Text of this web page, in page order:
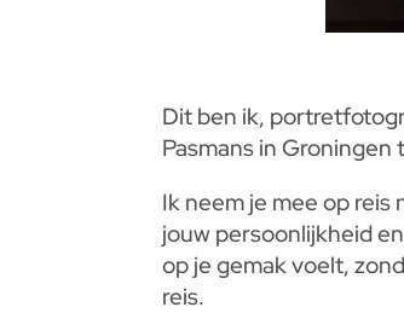
Dit ben ik,
Pasmans in
Ik neem je mee op
jouw persoonlijkheid
op je gemak voelt,
reis.